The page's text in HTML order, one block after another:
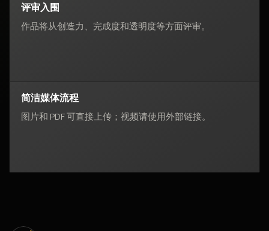
评审入围
作品将从创造力、完成度和透明度等方面评审。
简洁媒体流程
图片和 PDF 可直接上传；视频请使用外部链接。